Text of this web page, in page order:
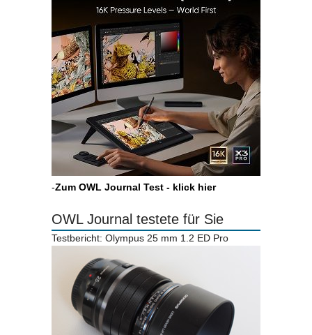
-Zum OWL Journal Test - klick hier
OWL Journal testete für Sie
Testbericht: Olympus 25 mm 1.2 ED Pro